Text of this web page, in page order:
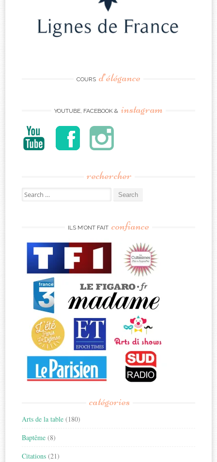
COURS d’élégance
YOUTUBE, FACEBOOK & instagram
rechercher
Search
for:
ILS M’ONT FAIT confiance
catégories
Arts de la table (180)
Baptême (8)
Citations (21)